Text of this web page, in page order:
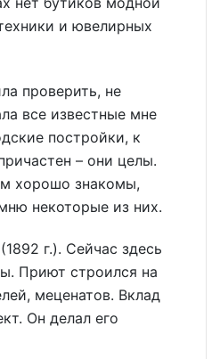
и ювелирных
проверить, не
все известные мне
постройки, к
– они целы.
хорошо знакомы,
некоторые из них.
г.). Сейчас здесь
Приют строился на
меценатов. Вклад
Он делал его